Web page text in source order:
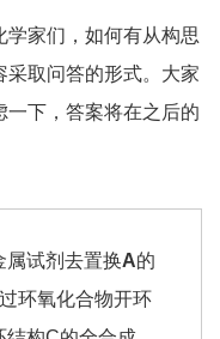
学家们，如何有从构思
取问答的形式。大家
下，答案将在之后的
试剂去置换A的
环氧化合物开环